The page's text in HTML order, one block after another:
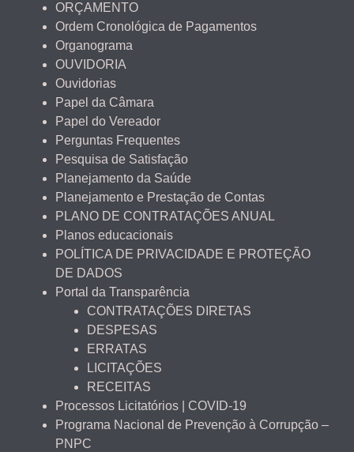
ORÇAMENTO
Ordem Cronológica de Pagamentos
Organograma
OUVIDORIA
Ouvidorias
Papel da Câmara
Papel do Vereador
Perguntas Frequentes
Pesquisa de Satisfação
Planejamento da Saúde
Planejamento e Prestação de Contas
PLANO DE CONTRATAÇÕES ANUAL
Planos educacionais
POLÍTICA DE PRIVACIDADE E PROTEÇÃO
DE DADOS
Portal da Transparência
CONTRATAÇÕES DIRETAS
DESPESAS
ERRATAS
LICITAÇÕES
RECEITAS
Processos Licitatórios | COVID-19
Programa Nacional de Prevenção à Corrupção –
PNPC